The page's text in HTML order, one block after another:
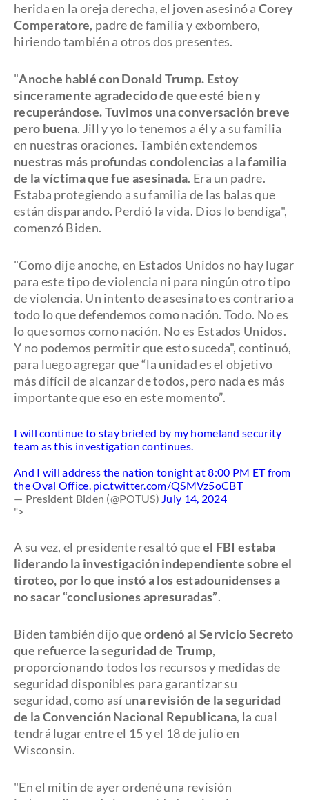
herida en la oreja derecha, el joven asesinó aCorey
Comperatore, padre de familia y exbombero,
hiriendo también a otros dos presentes.
"Anoche hablé con Donald Trump. Estoy
sinceramente agradecido de que esté bien y
recuperándose. Tuvimos una conversación breve
pero buena. Jill y yo lo tenemos a él y a su familia
en nuestras oraciones. También extendemos
nuestras más profundas condolencias a la familia
de la víctima que fue asesinada. Era un padre.
Estaba protegiendo a su familia de las balas que
están disparando. Perdió la vida. Dios lo bendiga",
comenzó Biden.
"Como dije anoche, en Estados Unidos no hay lugar
para este tipo de violencia ni para ningún otro tipo
de violencia. Un intento de asesinato es contrario a
todo lo que defendemos como nación. Todo. No es
lo que somos como nación. No es Estados Unidos.
Y no podemos permitir que esto suceda", continuó,
para luego agregar que “la unidad es el objetivo
más difícil de alcanzar de todos, pero nada es más
importante que eso en este momento”.
I will continue to stay briefed by my homeland security
team as this investigation continues.
And I will address the nation tonight at 8:00 PM ET from
the Oval Office. pic.twitter.com/QSMVz5oCBT
— President Biden (@POTUS) July 14, 2024
">
A su vez, el presidente resaltó queel FBI estaba
liderando la investigación independiente sobre el
tiroteo, por lo que instó a los estadounidenses a
no sacar “conclusiones apresuradas”.
Biden también dijo queordenó al Servicio Secreto
que refuerce la seguridad de Trump,
proporcionando todos los recursos y medidas de
seguridad disponibles para garantizar su
seguridad, como así una revisión de la seguridad
de la Convención Nacional Republicana, la cual
tendrá lugar entre el 15 y el 18 de julio en
Wisconsin.
"En el mitin de ayer ordené una revisión